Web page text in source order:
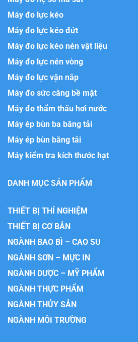
Máy đo lực kéo
Máy đo lực kéo đứt
Máy đo lực kéo nén vật liệu
Máy đo lực nén vòng
Máy đo lực vặn nắp
Máy đo sức căng bề mặt
Máy đo thẩm thấu hơi nước
Máy ép bùn ba băng tải
Máy ép bùn băng tải
Máy kiểm tra kích thước hạt
DANH MỤC SẢN PHẨM
THIẾT BỊ THÍ NGHIỆM
THIẾT BỊ CƠ BẢN
NGÀNH BAO BÌ – CAO SU
NGÀNH SƠN – MỰC IN
NGÀNH DƯỢC – MỸ PHẨM
NGÀNH THỰC PHẨM
NGÀNH THỦY SẢN
NGÀNH MÔI TRƯỜNG